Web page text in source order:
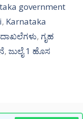
government
, Karnataka
, ಗೃಹ
, ಜುಲೈ 1 ಹೊಸ